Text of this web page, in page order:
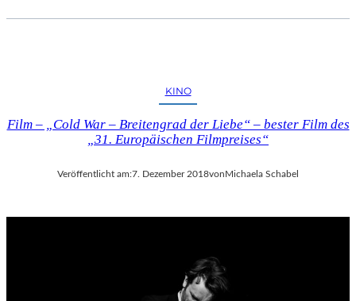
KINO
Film – „Cold War – Breitengrad der Liebe“ – bester Film des
„31. Europäischen Filmpreises“
Veröffentlicht am:7. Dezember 2018vonMichaela Schabel